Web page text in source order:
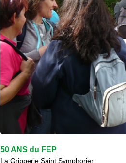
50 ANS du FEP
La Gripperie Saint Symphorien